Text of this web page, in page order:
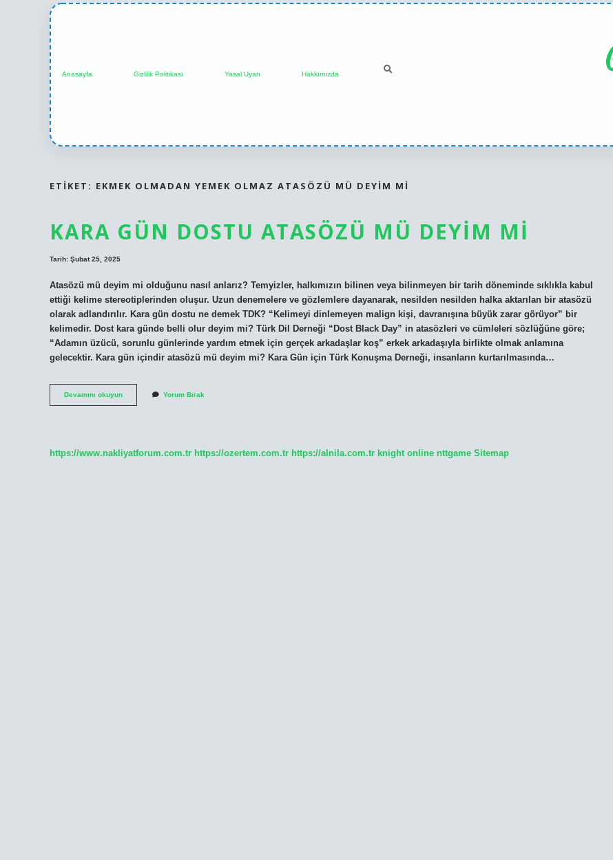
Anasayfa Gizlilik Politikası Yasal Uyarı Hakkımızda
ETIKET: EKMEK OLMADAN YEMEK OLMAZ ATASÖZÜ MÜ DEYIM MI
KARA GÜN DOSTU ATASÖZÜ MÜ DEYIM MI
Tarih: Şubat 25, 2025
Atasözü mü deyim mi olduğunu nasıl anlarız? Temyizler, halkımızın bilinen veya bilinmeyen bir tarih döneminde sıklıkla kabul
ettiği kelime stereotiplerinden oluşur. Uzun denemelere ve gözlemlere dayanarak, nesilden nesilden halka aktarılan bir atasözü
olarak adlandırılır. Kara gün dostu ne demek TDK? “Kelimeyi dinlemeyen malign kişi, davranışına büyük zarar görüyor” bir
kelimedir. Dost kara günde belli olur deyim mi? Türk Dil Derneği “Dost Black Day” in atasözleri ve cümleleri sözlüğüne göre;
“Adamın üzücü, sorunlu günlerinde yardım etmek için gerçek arkadaşlar koş” erkek arkadaşıyla birlikte olmak anlamına
gelecektir. Kara gün içindir atasözü mü deyim mi? Kara Gün için Türk Konuşma Derneği, insanların kurtarılmasında…
Devamını okuyunKara
Gün
Mi
Yorum Bırak
https://www.nakliyatforum.com.tr https://ozertem.com.tr https://alnila.com.tr knight online nttgame Sitemap